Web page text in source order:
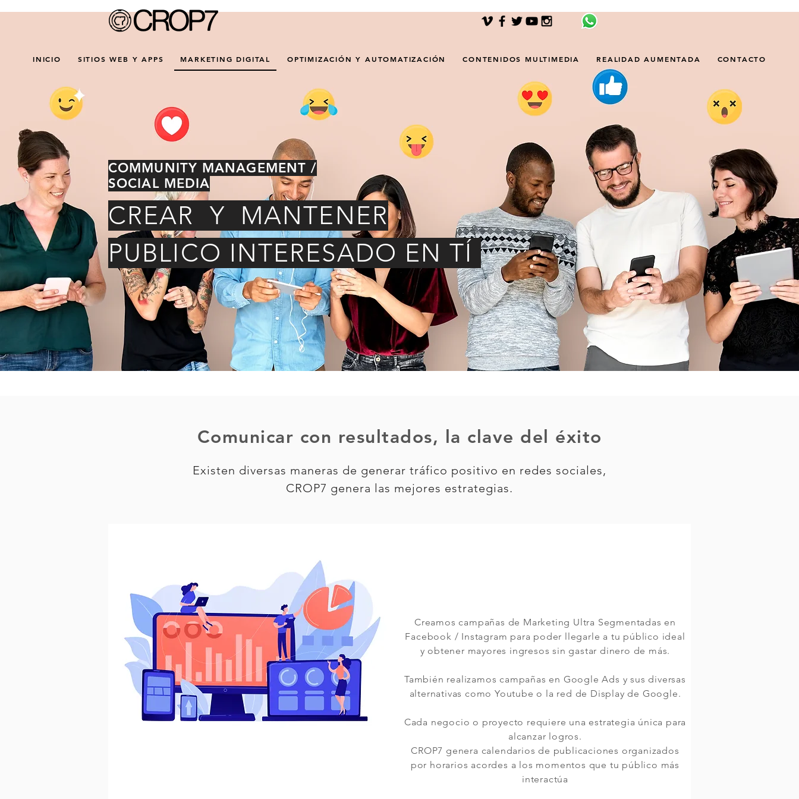
INICIO SITIOS WEB Y APPS MARKETING DIGITAL OPTIMIZACIÓN Y AUTOMATIZACIÓN CONTENIDOS MULTIMEDIA REALIDAD AUMENTADA CONTACTO
COMMUNITY MANAGEMENT /
SOCIAL MEDIA
CREAR Y MANTENER
PUBLICO INTERESADO EN TÍ
Comunicar con resultados, la clave del éxito
Existen diversas maneras de generar tráfico positivo en redes sociales,
CROP7 genera las mejores estrategias.
Creamos campañas de Marketing Ultra Segmentadas en
Facebook / Instagram para poder llegarle a tu público ideal
y obtener mayores ingresos sin gastar dinero de más.
También realizamos campañas en Google Ads y sus diversas
alternativas como Youtube o la red de Display de Google.
Cada negocio o proyecto requiere una estrategia única para
alcanzar logros.
CROP7 genera calendarios de publicaciones organizados
por horarios acordes a los momentos que tu público más
interactúa